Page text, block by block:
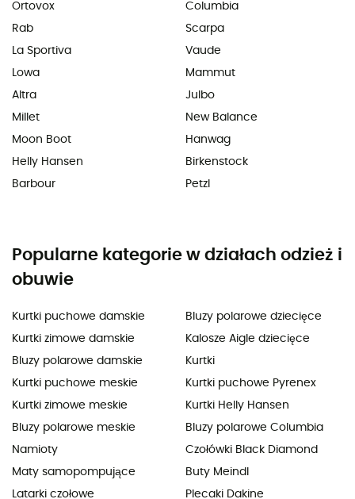
Ortovox
Rab
La Sportiva
Lowa
Altra
Millet
Moon Boot
Helly Hansen
Barbour
Columbia
Scarpa
Vaude
Mammut
Julbo
New Balance
Hanwag
Birkenstock
Petzl
Popularne kategorie w działach odzież i
obuwie
Kurtki puchowe damskie
Kurtki zimowe damskie
Bluzy polarowe damskie
Kurtki puchowe meskie
Kurtki zimowe meskie
Bluzy polarowe meskie
Namioty
Maty samopompujące
Latarki czołowe
Bluzy polarowe dziecięce
Kalosze Aigle dziecięce
Kurtki
Kurtki puchowe Pyrenex
Kurtki Helly Hansen
Bluzy polarowe Columbia
Czołówki Black Diamond
Buty Meindl
Plecaki Dakine